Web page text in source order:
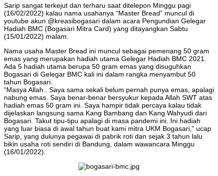
Sarip sangat terkejut dan terharu saat ditelepon Minggu pagi
(16/02/2022) kalau nama usahanya “Master Bread” muncul di
youtube akun @kreasibogasari dalam acara Pengundian Gelegar
Hadiah BMC (Bogasari Mitra Card) yang ditayangkan Sabtu
(15/01/2022) malam.
Nama usaha Master Bread ini muncul sebagai pemenang 50 gram
emas yang merupakan hadiah utama Gelegar Hadiah BMC 2021.
Ada 5 hadiah utama berupa 50 gram emas yang disuguhkan
Bogasari di Gelegar BMC kali ini dalam rangka menyambut 50
tahun Bogasari.
“Masya Allah.. Saya sama sekali belum pernah punya emas, apalagi
nabung emas. Saya benar-benar bersyukur kepada Allah SWT atas
hadiah emas 50 gram ini. Saya hampir tidak percaya kalau tidak
dijelaskan langsung sama Kang Bambang dan Kang Wahyudi dari
Bogasari. Takut tipu-tipu apalagi di masa pandemi ini. Ini hadiah
yang luar biasa di awal tahun buat kami mitra UKM Bogasari,” ucap
Sarip, yang dulunya pegawai di pabrik roti dan sejak 3 tahun lalu
bikin usaha roti sendiri di Bandung, dalam wawancara Minggu
(16/01/2022).